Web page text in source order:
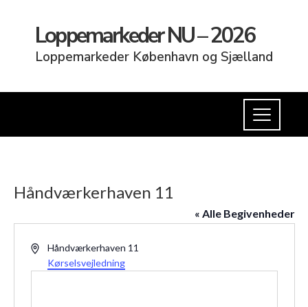
Loppemarkeder NU – 2026
Loppemarkeder København og Sjælland
Håndværkerhaven 11
« Alle Begivenheder
AdresseHåndværkerhaven 11
Kørselsvejledning